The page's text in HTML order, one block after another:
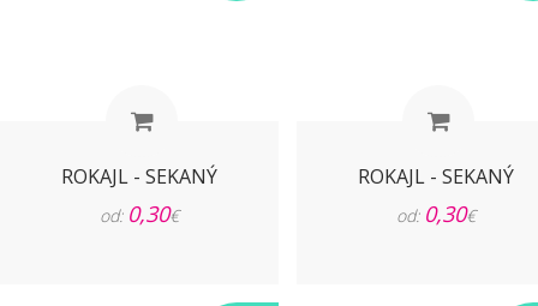
ROKAJL - SEKANÝ
od: 0,30€
ROKAJL - SEKANÝ
od: 0,30€